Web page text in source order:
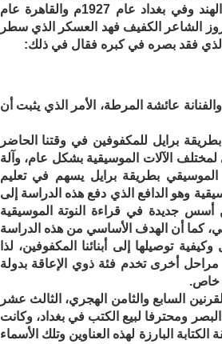
العود والكمان والقانون واستطاع وهو كفيف أن يسجل عام 1913 أغانية في الهند وفي بغداد عام 1927م والقاهرة عام
الشاعر الكفيف فهد العسكر الذي سطر
الذي فقد بصره في كبره فقال في ذلك:
عائشة المرطة، الأمر الذي يثبت أن
برايل للمكفوفين في وقتنا الحاضر
لمختلف الآلات الموسيقية بشكل عام، وآلة
بطريقة برايل يسهم في تعليم
وهو الدافع الذي دفع هذه الدراسة إلى
أسس جديدة في قراءة النوتة الموسيقية
كما أن الهدف الأساسي من هذه الدراسة
توصيلها إلى أبنائنا المكفوفين، لذا
أخرى تخدم فئة ذوي الإعاقة بدولة
خاص.
السابع والثامن الهجري، الثالث عشر
ومحترفا لبيع الكتب في بغداد، وكانت
البارزة لهذه العناوين وتلك الأسماء